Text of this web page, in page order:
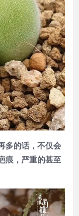
多的话，不仅会
痕，严重的甚至